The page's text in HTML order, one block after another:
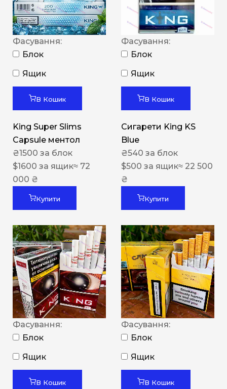
Фасування:
Блок
Ящик
В Кошик
King Super Slims
Capsule ментол
₴1500 за блок
$1600 за ящик≈ 72
000 ₴
Купити
Фасування:
Блок
Ящик
В Кошик
Сигарети King KS
Blue
₴540 за блок
$500 за ящик≈ 22 500
₴
Купити
Фасування:
Блок
Ящик
В Кошик
Фасування:
Блок
Ящик
В Кошик